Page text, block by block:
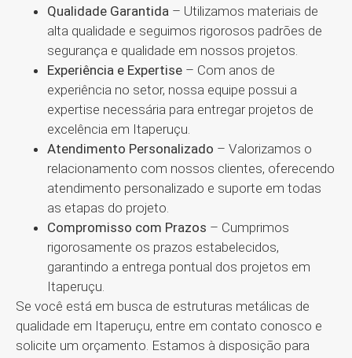
Qualidade Garantida – Utilizamos materiais de
alta qualidade e seguimos rigorosos padrões de
segurança e qualidade em nossos projetos.
Experiência e Expertise – Com anos de
experiência no setor, nossa equipe possui a
expertise necessária para entregar projetos de
excelência em Itaperuçu.
Atendimento Personalizado – Valorizamos o
relacionamento com nossos clientes, oferecendo
atendimento personalizado e suporte em todas
as etapas do projeto.
Compromisso com Prazos – Cumprimos
rigorosamente os prazos estabelecidos,
garantindo a entrega pontual dos projetos em
Itaperuçu.
Se você está em busca de estruturas metálicas de
qualidade em Itaperuçu, entre em contato conosco e
solicite um orçamento. Estamos à disposição para